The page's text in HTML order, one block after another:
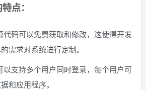
点：
代码可以免费获取和修改，这使得开发
需求对系统进行定制。
以支持多个用户同时登录，每个用户可
和应用程序。